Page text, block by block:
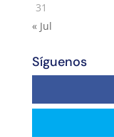
31
« Jul
Síguenos